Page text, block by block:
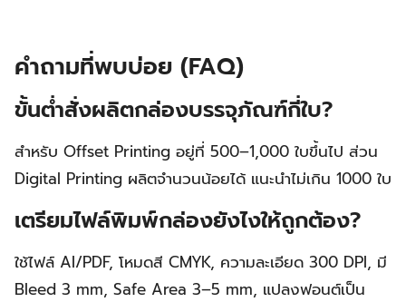
คำถามที่พบบ่อย (FAQ)
ขั้นต่ำสั่งผลิตกล่องบรรจุภัณฑ์กี่ใบ?
สำหรับ Offset Printing อยู่ที่ 500–1,000 ใบขึ้นไป ส่วน
Digital Printing ผลิตจำนวนน้อยได้ แนะนำไม่เกิน 1000 ใบ
เตรียมไฟล์พิมพ์กล่องยังไงให้ถูกต้อง?
ใช้ไฟล์ AI/PDF, โหมดสี CMYK, ความละเอียด 300 DPI, มี
Bleed 3 mm, Safe Area 3–5 mm, แปลงฟอนต์เป็น